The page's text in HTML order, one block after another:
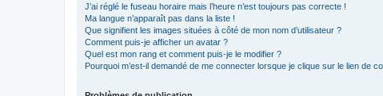
J’ai réglé le fuseau horaire mais l’heure n’est toujours pas correcte !
Ma langue n’apparaît pas dans la liste !
Que signifient les images situées à côté de mon nom d’utilisateur ?
Comment puis-je afficher un avatar ?
Quel est mon rang et comment puis-je le modifier ?
Pourquoi m’est-il demandé de me connecter lorsque je clique sur le lien de